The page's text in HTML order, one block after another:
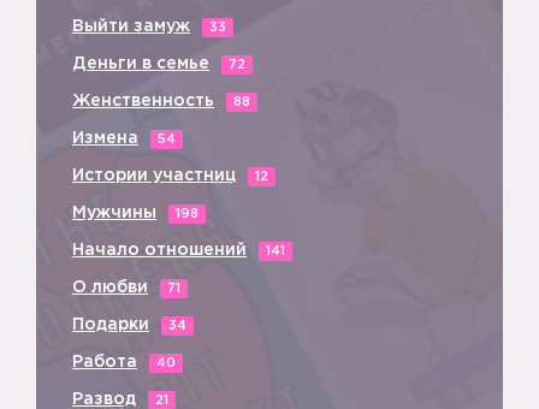
💡
Выйти замуж 33
Деньги в семье 72
Женственность 88
Измена 54
Истории участниц 12
Мужчины 198
Начало отношений 141
О любви 71
Подарки 34
Работа 40
Развод 21